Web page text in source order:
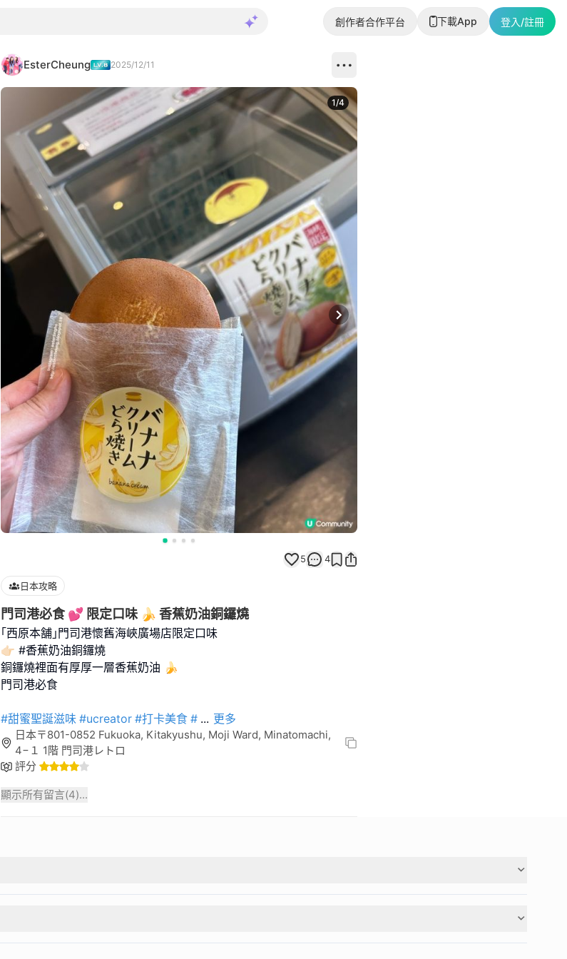
創作者合作平台 下載App 登入/註冊
EsterCheung 2025/12/11
Next slide
1/4
5 4
日本攻略
門司港必食 💕 限定口味 🍌 香蕉奶油銅鑼燒
｢西原本舗｣門司港懷舊海峽廣場店限定口味
👉🏻 #香蕉奶油銅鑼燒
銅鑼燒裡面有厚厚一層香蕉奶油 🍌
門司港必食
#甜蜜聖誕滋味 #ucreator #打卡美食 # ... 更多
日本〒801-0852 Fukuoka, Kitakyushu, Moji Ward, Minatomachi,
4−１ 1階 門司港レトロ
評分
顯示所有留言(4)...